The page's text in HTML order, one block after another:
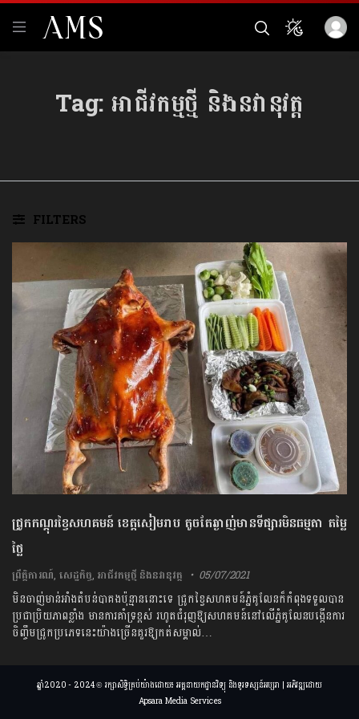
Tag:អាជីវកម្មថ្មី និងនវានុវត្ត
FILTERS
ជ្រូកកណ្ដុរខ្វៃសហគមន៍ ខេត្តសៀមរាប តូចតែឆ្ងាញ់មានទីផ្សារមិនធម្មតា តម្លៃ
ថ្លៃ
ព្រឹត្តិការណ៍,សេដ្ឋកិច្ច, អាជីវកម្មថ្មី និងនវានុវត្ត 05/07/2021
មិនចាញ់មាន់អាំងតំបន់បាគងប៉ុន្មាននោះទេ ជ្រូកខ្វៃសហគមន៍ភ្នំគូលែនក៏កំពុងទទួលបាន
ប្រជាប្រិយភាពខ្លាំង មានការគាំទ្រខ្ពស់ រហូតជំរុញឱ្យសហគមន៍នៅលើ​ភ្នំគូលែន​បង្កើន​ការ​
ចិញ្ចឹម​ជ្រូក​ប្រភេទនេះយ៉ាងច្រើនគួរឱ្យកត់សម្គាល់…
ឆ្នាំ2020 - 2024 © រក្សាសិទ្ធិគ្រប់យ៉ាងដោយ៖ អគ្គនាយកដ្ឋានវិទ្យុ និងទូរទស្សន៍អប្សរា | អភិវឌ្ឍដោយ
Apsara Media Services